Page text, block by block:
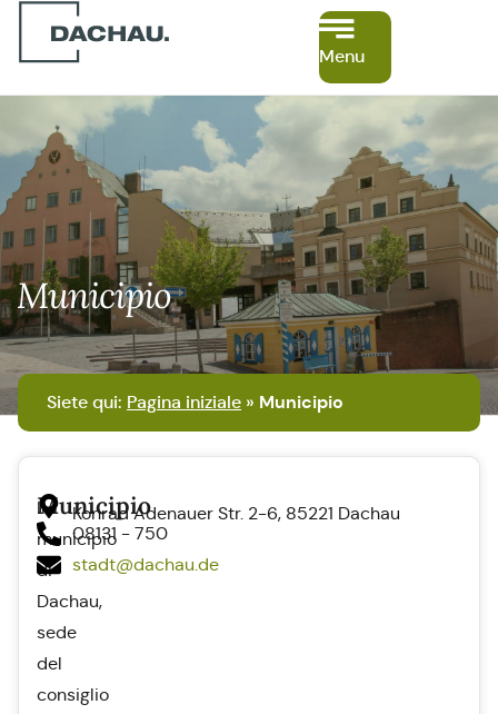
Menu
Siete qui: Pagina iniziale » Municipio
Municipio
Municipio
Il
municipio
di
Dachau,
sede
del
consiglio
Konrad Adenauer Str. 2-6, 85221 Dachau
08131 - 750
stadt@‌dachau.de